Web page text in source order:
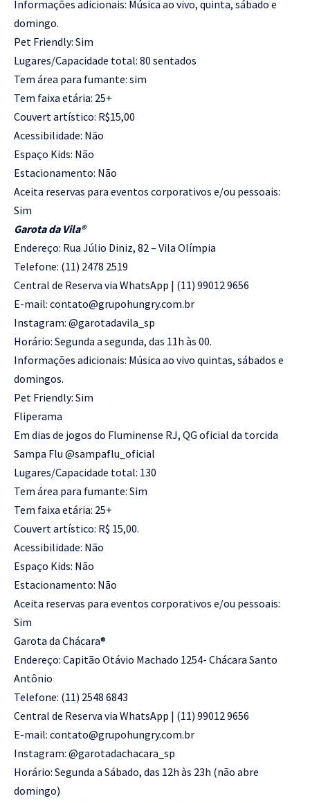
Informações adicionais: Música ao vivo, quinta, sábado e
domingo.
Pet Friendly: Sim
Lugares/Capacidade total: 80 sentados
Tem área para fumante: sim
Tem faixa etária: 25+
Couvert artístico: R$15,00
Acessibilidade: Não
Espaço Kids: Não
Estacionamento: Não
Aceita reservas para eventos corporativos e/ou pessoais:
Sim
Garota da Vila®️
Endereço: Rua Júlio Diniz, 82 – Vila Olímpia
Telefone: (11) 2478 2519
Central de Reserva via WhatsApp | (11) 99012 9656
E-mail: contato@grupohungry.com.br
Instagram: @garotadavila_sp
Horário: Segunda a segunda, das 11h às 00.
Informações adicionais: Música ao vivo quintas, sábados e
domingos.
Pet Friendly: Sim
Fliperama
Em dias de jogos do Fluminense RJ, QG oficial da torcida
Sampa Flu @sampaflu_oficial
Lugares/Capacidade total: 130
Tem área para fumante: Sim
Tem faixa etária: 25+
Couvert artístico: R$ 15,00.
Acessibilidade: Não
Espaço Kids: Não
Estacionamento: Não
Aceita reservas para eventos corporativos e/ou pessoais:
Sim
Garota da Chácara®️
Endereço: Capitão Otávio Machado 1254- Chácara Santo
Antônio
Telefone: (11) 2548 6843
Central de Reserva via WhatsApp | (11) 99012 9656
E-mail: contato@grupohungry.com.br
Instagram: @garotadachacara_sp
Horário: Segunda a Sábado, das 12h às 23h (não abre
domingo)